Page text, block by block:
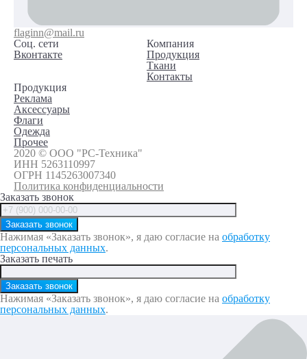
flaginn@mail.ru
Соц. сети
Вконтакте
Компания
Продукция
Ткани
Контакты
Продукция
Реклама
Аксессуары
Флаги
Одежда
Прочее
2020 © ООО "РС-Техника"
ИНН 5263110997
ОГРН 1145263007340
Политика конфиденциальности
Заказать звонок
Нажимая «Заказать звонок», я даю согласие на обработку
персональных данных.
Заказать печать
Нажимая «Заказать звонок», я даю согласие на обработку
персональных данных.